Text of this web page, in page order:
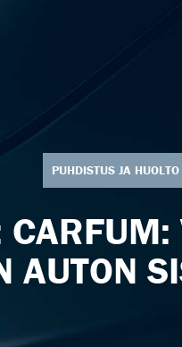
PUHDISTUS JA HUOLTO
AUTON